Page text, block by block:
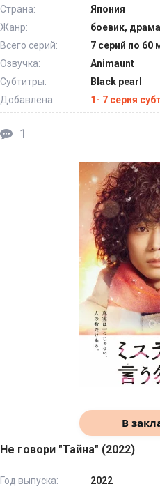
Страна:
Япония
Жанр:
боевик, драма
Всего серий:
7 серий по 60
Озвучка:
Animaunt
Субтитры:
Black pearl
Добавлена:
1- 7 серия
1
В
Не говори "Тайна" (2022)
Год выпуска:
2022